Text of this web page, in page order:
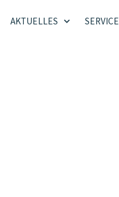
AKTUELLES SERVICE